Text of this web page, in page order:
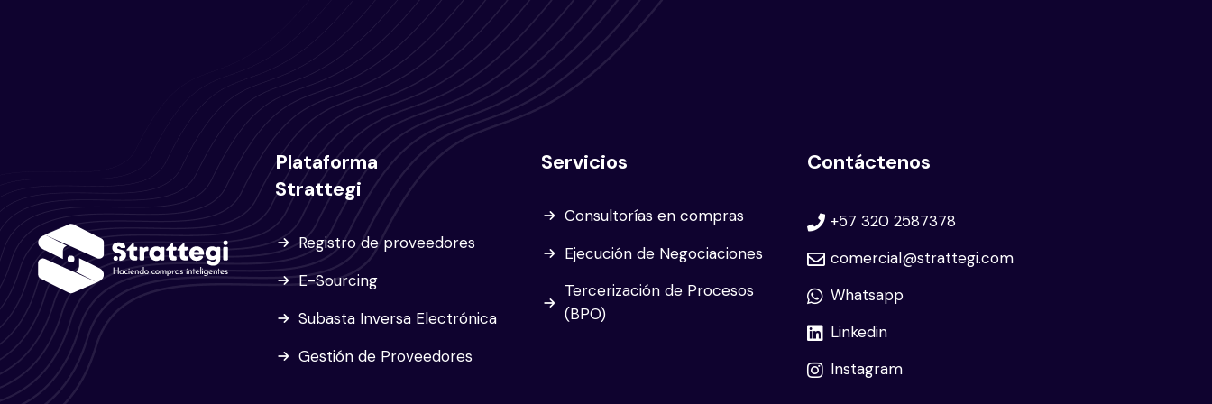
Plataforma
Strattegi
Registro de proveedores
E-Sourcing
Subasta Inversa Electrónica
Gestión de Proveedores
Servicios
Consultorías en compras
Ejecución de Negociaciones
Tercerización de Procesos
(BPO)
Contáctenos
+57 320 2587378
comercial@strattegi.com
Whatsapp
Linkedin
Instagram